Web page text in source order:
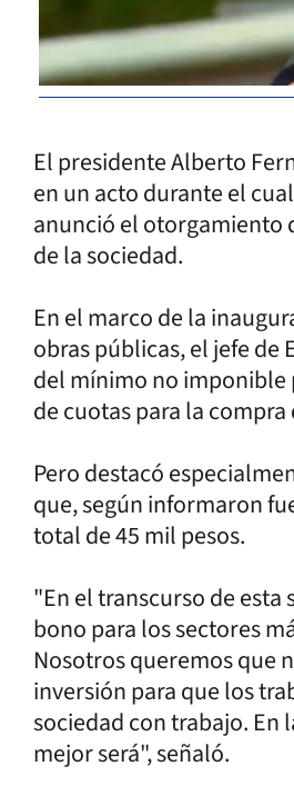
El presidente Alberto
en un acto durante el
anunció el otorgamiento
de la sociedad.
En el marco de la
obras públicas, el jefe de
del mínimo no imponible
de cuotas para la
Pero destacó
que, según informaron
total de 45 mil pesos.
"En el transcurso de esta
bono para los sectores
Nosotros queremos que
inversión para que los
sociedad con trabajo. En
mejor será", señaló.